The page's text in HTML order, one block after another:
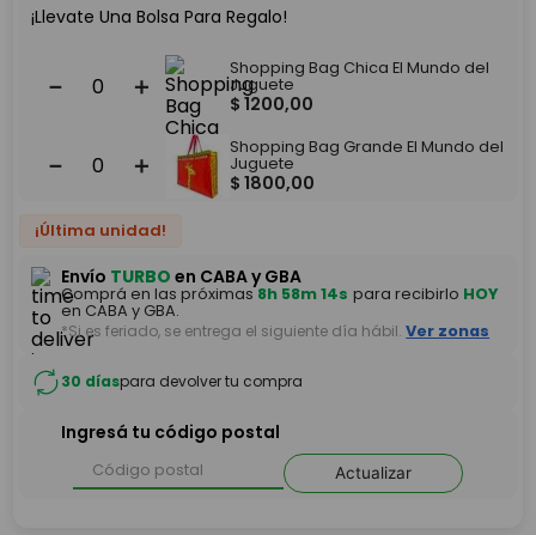
¡Llevate Una Bolsa Para Regalo!
＋
－
Shopping Bag Chica El Mundo del
Juguete
$ 1200,00
＋
－
Shopping Bag Grande El Mundo del
Juguete
$ 1800,00
¡Última unidad!
Envío TURBO en CABA y GBA
Comprá en las próximas8h 58m 14s para recibirlo HOY
en CABA y GBA.
*Si es feriado, se entrega el siguiente día hábil. Ver zonas
30 díaspara devolver tu compra
Ingresá tu código postal
Actualizar